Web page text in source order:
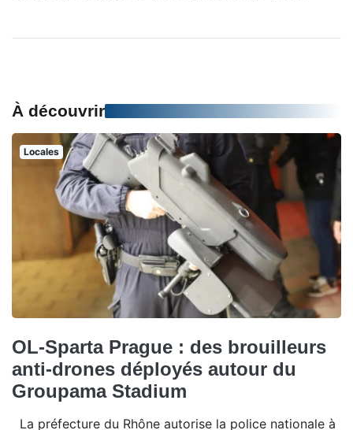
À découvrir
Locales
OL-Sparta Prague : des brouilleurs
anti-drones déployés autour du
Groupama Stadium
La préfecture du Rhône autorise la police nationale à